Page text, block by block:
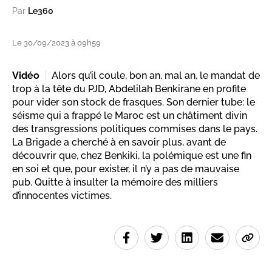
Par Le360
Le 30/09/2023 à 09h59
Vidéo
Alors qu’il coule, bon an, mal an, le mandat de
trop à la tête du PJD, Abdelilah Benkirane en profite
pour vider son stock de frasques. Son dernier tube: le
séisme qui a frappé le Maroc est un châtiment divin
des transgressions politiques commises dans le pays.
La Brigade a cherché à en savoir plus, avant de
découvrir que, chez Benkiki, la polémique est une fin
en soi et que, pour exister, il n’y a pas de mauvaise
pub. Quitte à insulter la mémoire des milliers
d’innocentes victimes.